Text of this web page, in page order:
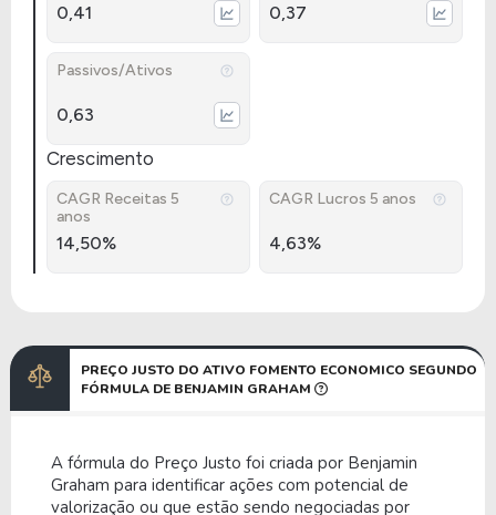
0,41 0,37
Passivos/Ativos
0,63
Crescimento
CAGR Receitas 5
anos
14,50%
CAGR Lucros 5 anos
4,63%
PREÇO JUSTO DO ATIVO FOMENTO ECONOMICO SEGUNDO
FÓRMULA DE BENJAMIN GRAHAM
A fórmula do Preço Justo foi criada por Benjamin
Graham para identificar ações com potencial de
valorização ou que estão sendo negociadas por